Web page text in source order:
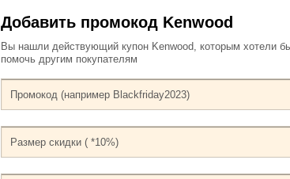
Добавить промокод Kenwood
Вы нашли действующий купон Kenwood, которым хотели
помочь другим покупателям